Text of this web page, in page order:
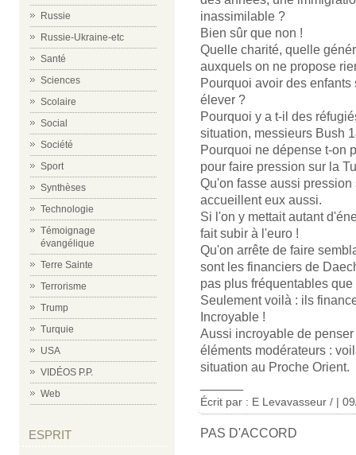
Russie
Russie-Ukraine-etc
Santé
Sciences
Scolaire
Social
Société
Sport
Synthèses
Technologie
Témoignage
évangélique
Terre Sainte
Terrorisme
Trump
Turquie
USA
VIDÉOS P.P.
Web
ESPRIT
inassimilable ?
Bien sûr que non !
Quelle charité, quelle
auxquels on ne propose
Pourquoi avoir des
élever ?
Pourquoi y a t-il des
situation, messieurs Bush
Pourquoi ne dépense t-on
pour faire pression sur la
Qu'on fasse aussi
accueillent eux aussi.
Si l'on y mettait autant
fait subir à l'euro !
Qu'on arrête de faire
sont les financiers de
pas plus fréquentables
Seulement voilà : ils
Incroyable !
Aussi incroyable de
éléments modérateurs :
situation au Proche Orient.
Écrit par : E Levavasseur / |
PAS D'ACCORD